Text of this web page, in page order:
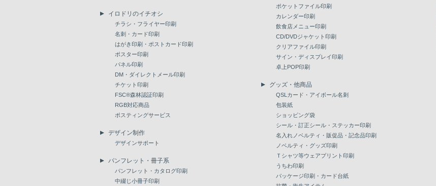
イロドリのイチオシ
チラシ・フライヤー印刷
名刺・カード印刷
はがき印刷・ポストカード印刷
ポスター印刷
パネル印刷
DM・ダイレクトメール印刷
チケット印刷
FSC®森林認証印刷
RGB対応商品
ポスティングサービス
デザイン制作
デザインサポート
パンフレット・冊子系
パンフレット・カタログ印刷
中綴じ小冊子印刷
ポケットファイル印刷
カレンダー印刷
飲食店メニュー印刷
CD/DVDジャケット印刷
クリアファイル印刷
サイン・ディスプレイ印刷
卓上POP印刷
グッズ・他商品
QSLカード・アイボール名刺
包装紙
ショッピング袋
シール・訂正シール・ステッカー印刷
名入れノベルティ・販促品・記念品印刷
ノベルティ・グッズ印刷
Ｔシャツ等ウェアプリント印刷
うちわ印刷
パッケージ印刷・カード台紙